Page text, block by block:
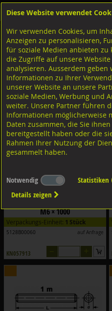
Shop Schrauben Gewindestangen-
A4-80 rostfrei
Filter nach Dimensionen:
×
Filter zurücksetzen
Gewindestangen 1 Meter DIN976-1 A4-
M6 × 1000
Verpackungs-Einheit: 1 Stück
5128B00060 auf Anfrage
KN057913
Diese Website verwendet
Wir verwenden Cookies, um
Anzeigen zu personalisieren,
für soziale Medien anbieten zu
die Zugriffe auf unsere Website
analysieren. Ausserdem geben
Informationen zu Ihrer
unserer Website an unsere
soziale Medien, Werbung und
weiter. Unsere Partner führen
Informationen möglicherweise
Daten zusammen, die Sie ihnen
bereitgestellt haben oder die
Rahmen Ihrer Nutzung der
gesammelt haben.
Notwendig Statistiken
Details zeigen